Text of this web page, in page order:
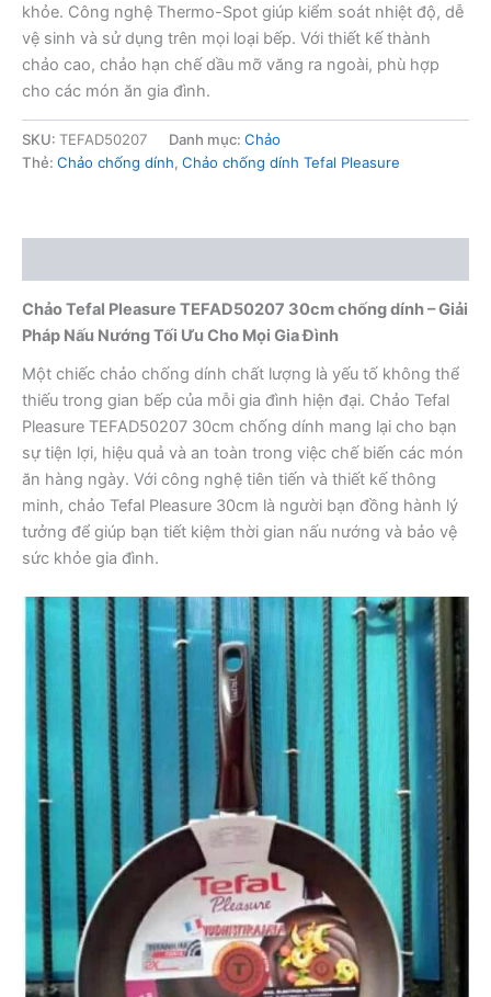
khỏe. Công nghệ Thermo-Spot giúp kiểm soát nhiệt độ, dễ
vệ sinh và sử dụng trên mọi loại bếp. Với thiết kế thành
chảo cao, chảo hạn chế dầu mỡ văng ra ngoài, phù hợp
cho các món ăn gia đình.
SKU: TEFAD50207 Danh mục: Chảo
Thẻ: Chảo chống dính, Chảo chống dính Tefal Pleasure
Chảo Tefal Pleasure TEFAD50207 30cm chống dính – Giải
Pháp Nấu Nướng Tối Ưu Cho Mọi Gia Đình
Một chiếc chảo chống dính chất lượng là yếu tố không thể
thiếu trong gian bếp của mỗi gia đình hiện đại. Chảo Tefal
Pleasure TEFAD50207 30cm chống dính mang lại cho bạn
sự tiện lợi, hiệu quả và an toàn trong việc chế biến các món
ăn hàng ngày. Với công nghệ tiên tiến và thiết kế thông
minh, chảo Tefal Pleasure 30cm là người bạn đồng hành lý
tưởng để giúp bạn tiết kiệm thời gian nấu nướng và bảo vệ
sức khỏe gia đình.